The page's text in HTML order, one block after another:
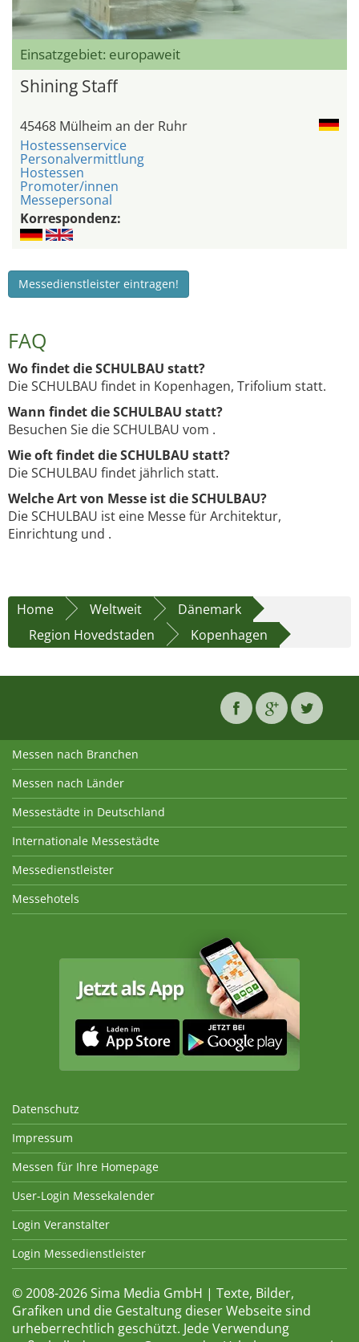
Einsatzgebiet: europaweit
Shining Staff
45468 Mülheim an der Ruhr
Hostessenservice
Personalvermittlung
Hostessen
Promoter/innen
Messepersonal
Korrespondenz:
Messedienstleister eintragen!
FAQ
Wo findet die SCHULBAU statt?
Die SCHULBAU findet in Kopenhagen, Trifolium statt.
Wann findet die SCHULBAU statt?
Besuchen Sie die SCHULBAU vom .
Wie oft findet die SCHULBAU statt?
Die SCHULBAU findet jährlich statt.
Welche Art von Messe ist die SCHULBAU?
Die SCHULBAU ist eine Messe für Architektur,
Einrichtung und .
Home Weltweit
Dänemark
Region Hovedstaden
Kopenhagen
Messen nach Branchen
Messen nach Länder
Messestädte in Deutschland
Internationale Messestädte
Messedienstleister
Messehotels
Datenschutz
Impressum
Messen für Ihre Homepage
User-Login Messekalender
Login Veranstalter
Login Messedienstleister
© 2008-2026 Sima Media GmbH | Texte, Bilder,
Grafiken und die Gestaltung dieser Webseite sind
urheberrechtlich geschützt. Jede Verwendung